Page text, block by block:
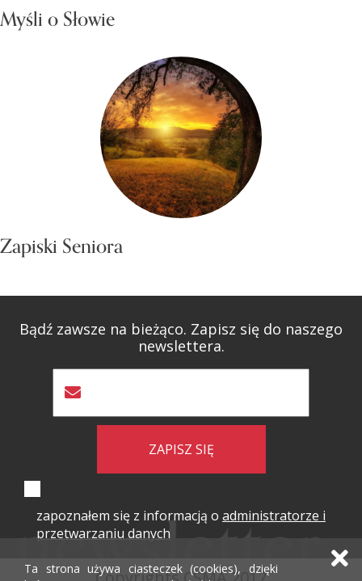
Myśli o Słowie
Zapiski Seniora
Bądź zawsze na bieżąco. Zapisz się do naszego
newslettera.
ZAPISZ SIĘ
zapoznałem się z informacją o administratorze i
przetwarzaniu danych
Ta strona używa ciasteczek (cookies), dzięki